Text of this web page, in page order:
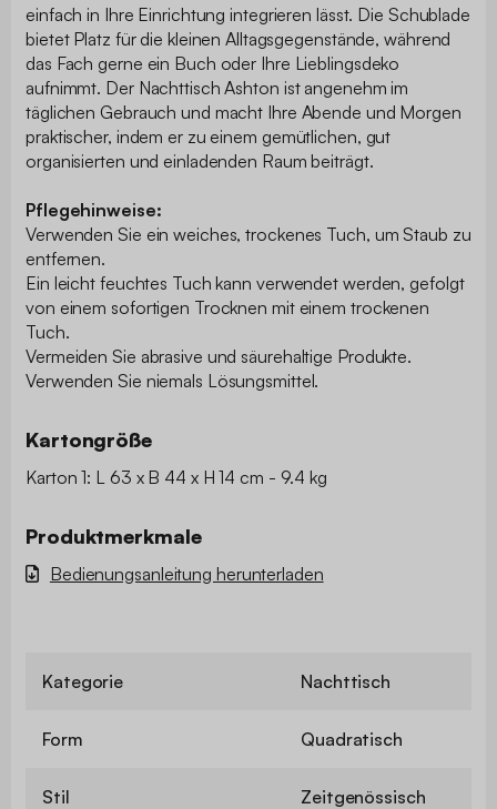
einfach in Ihre Einrichtung integrieren lässt. Die Schublade
bietet Platz für die kleinen Alltagsgegenstände, während
das Fach gerne ein Buch oder Ihre Lieblingsdeko
aufnimmt. Der Nachttisch Ashton ist angenehm im
täglichen Gebrauch und macht Ihre Abende und Morgen
praktischer, indem er zu einem gemütlichen, gut
organisierten und einladenden Raum beiträgt.
Pflegehinweise:
Verwenden Sie ein weiches, trockenes Tuch, um Staub zu
entfernen.
Ein leicht feuchtes Tuch kann verwendet werden, gefolgt
von einem sofortigen Trocknen mit einem trockenen
Tuch.
Vermeiden Sie abrasive und säurehaltige Produkte.
Verwenden Sie niemals Lösungsmittel.
Kartongröße
Karton 1: L 63 x B 44 x H 14 cm - 9.4 kg
Produktmerkmale
Bedienungsanleitung herunterladen
Kategorie Nachttisch
Form Quadratisch
Stil Zeitgenössisch